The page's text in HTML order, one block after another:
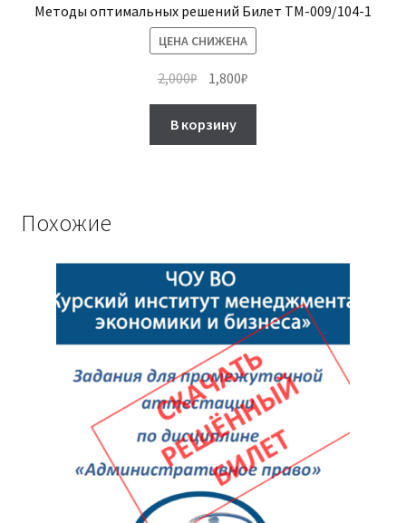
Методы оптимальных решений Билет ТМ-009/104-1
ЦЕНА СНИЖЕНА
2,000₽ Первоначальная
составляла
2,000₽.
1,800₽
В корзину
Похожие